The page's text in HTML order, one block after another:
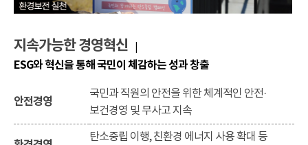
지속가능한 경영혁신
ESG와 혁신을 통해 국민이 체감하는 성과 창출
안전경영
국민과 직원의 안전을 위한 체계적인 안전·
보건경영 및 무사고 지속
탄소중립 이행, 친환경 에너지 사용 확대 등